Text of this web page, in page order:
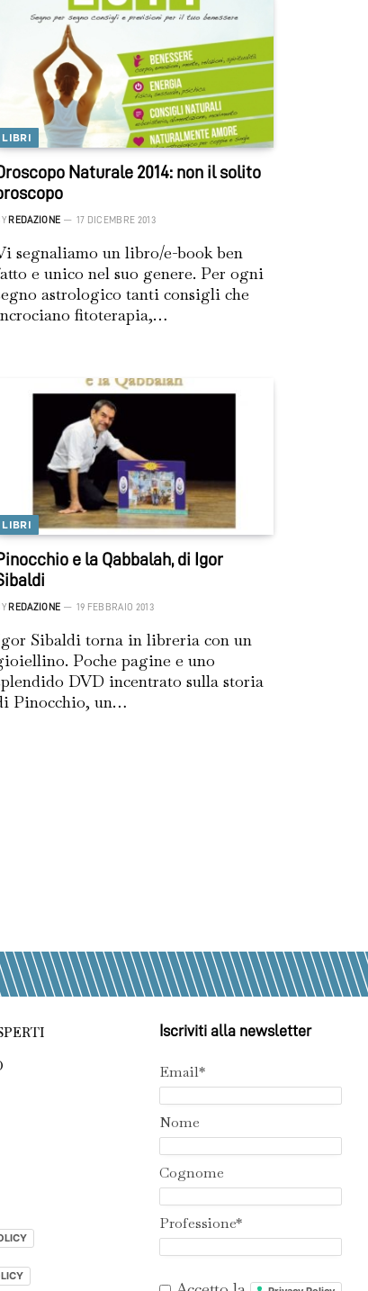
LIBRI
Naturale 2014: non il solito
REDAZIONE 17 DICEMBRE 2013
segnaliamo un libro/e-book ben
e unico nel suo genere. Per ogni
astrologico tanti consigli che
fitoterapia,…
LIBRI
e la Qabbalah, di Igor
REDAZIONE 19 FEBBRAIO 2013
Sibaldi torna in libreria con un
Poche pagine e uno
DVD incentrato sulla storia
Pinocchio, un…
Iscriviti alla newsletter
Email*
Nome
Cognome
Professione*